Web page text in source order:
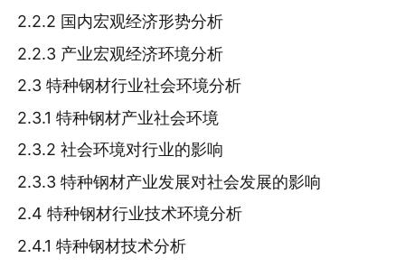
2.2.2 国内宏观经济形势分析
2.2.3 产业宏观经济环境分析
2.3 特种钢材行业社会环境分析
2.3.1 特种钢材产业社会环境
2.3.2 社会环境对行业的影响
2.3.3 特种钢材产业发展对社会发展的影响
2.4 特种钢材行业技术环境分析
2.4.1 特种钢材技术分析